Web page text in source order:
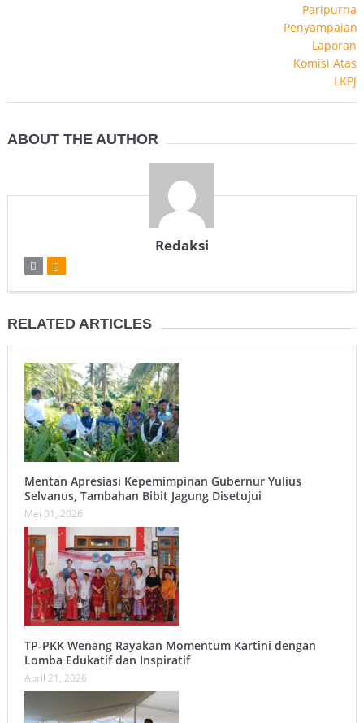
ABOUT THE AUTHOR
Redaksi
RELATED ARTICLES
Mentan Apresiasi Kepemimpinan Gubernur Yulius
Selvanus, Tambahan Bibit Jagung Disetujui
Mei 01, 2026
TP-PKK Wenang Rayakan Momentum Kartini dengan
Lomba Edukatif dan Inspiratif
April 21, 2026